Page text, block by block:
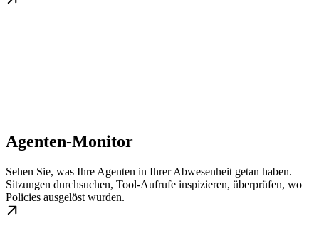
Agenten-Monitor
Sehen Sie, was Ihre Agenten in Ihrer Abwesenheit getan haben.
Sitzungen durchsuchen, Tool-Aufrufe inspizieren, überprüfen, wo
Policies ausgelöst wurden.